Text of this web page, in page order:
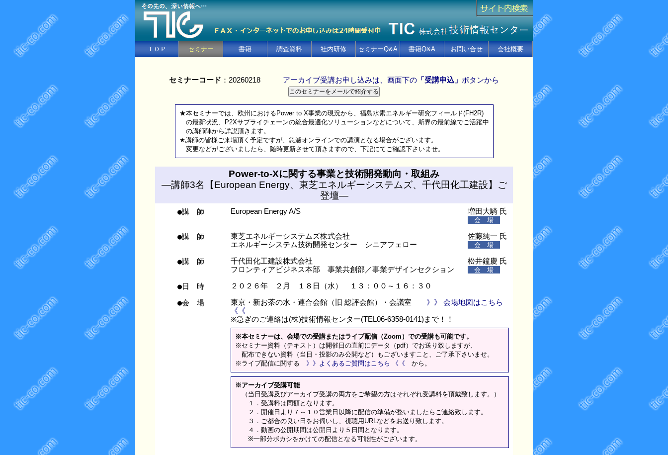
ＴＯＰ セミナー 書籍 調査資料 社内研修 セミナーQ&A 書籍Q&A お問い合せ 会社概要
セミナーコード ：20260218 アーカイブ受講お申し込みは、画面下の 「受講申込」 ボタンから
★本セミナーでは、欧州におけるPower to X事業の現況から、福島水素エネルギー研究フィールド(FH2R)
の最新状況、P2Xサプライチェーンの統合最適化ソリューションなどについて、斯界の最前線でご活躍中
の講師陣から詳説頂きます。
★講師の皆様ご来場頂く予定ですが、急遽オンラインでの講演となる場合がございます。
変更などがございましたら、随時更新させて頂きますので、下記にてご確認下さいませ。
Power-to-Xに関する事業と技術開発動向・取組み
―講師3名【European Energy、東芝エネルギーシステムズ、千代田化工建設】ご
登壇―
●講 師 European Energy A/S 増田大騎 氏
会 場
●講 師
東芝エネルギーシステムズ株式会社
エネルギーシステム技術開発センター シニアフェロー
佐藤純一 氏
会 場
●講 師
千代田化工建設株式会社
フロンティアビジネス本部 事業共創部／事業デザインセクション
松井鐘慶 氏
会 場
●日 時 ２０２６年 ２月 １８日（水） １３：００～１６：３０
●会 場 東京・新お茶の水・連合会館（旧 総評会館）・会議室 》》 会場地図はこちら
《《
※急ぎのご連絡は(株)技術情報センター(TEL06-6358-0141)まで！！
※本セミナーは、会場での受講またはライブ配信（Zoom）での受講も可能です。
※セミナー資料（テキスト）は開催日の直前にデータ（pdf）でお送り致しますが、
配布できない資料（当日・投影のみ公開など）もございますこと、ご了承下さいませ。
※ライブ配信に関する 》》よくあるご質問はこちら 《《 から。
※アーカイブ受講可能
（当日受講及びアーカイブ受講の両方をご希望の方はそれぞれ受講料を頂戴致します。）
１．受講料は同額となります。
２．開催日より７～１０営業日以降に配信の準備が整いましたらご連絡致します。
３．ご都合の良い日をお伺いし、視聴用URLなどをお送り致します。
４．動画の公開期間は公開日より５日間となります。
※一部分ボカシをかけての配信となる可能性がございます。